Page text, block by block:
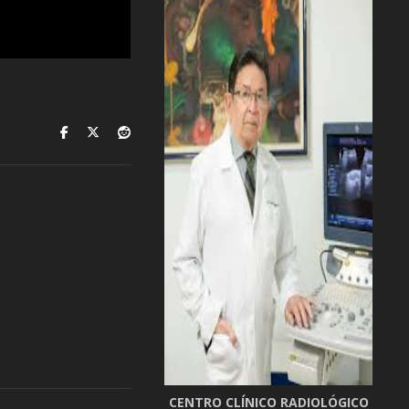
CENTRO CLÍNICO RADIOLÓGICO